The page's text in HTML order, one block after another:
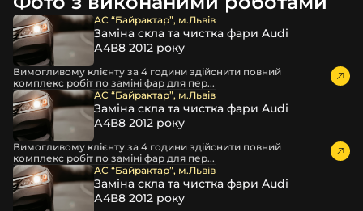
пошкодження товару внаслідок механічних впливів під
час транспортування поштою.
Детальніше про доставку…
Комплектація товару виробника та зовнішній вигляд
товару можуть відрізнятися від фотографій,
представлених на сайті.
Якщо ви шукаєте такі послуги, як заміна скла фари,
розпакування та перепакування фар, відновлення та
ремонт фар, заміна лінз Xenon LED BI-LED, ремонт скла,
корпусу та кріплення фари, налаштування світла,
коригування, діагностика та полірування фари, наші
АС “Байрактар”, м.Львів
Заміна скла та чистка фари Audi
А4В8 2012 року
Вимогливому клієнту за 4 години здійснити повний
комплекс робіт по заміні фар для пер...
АС “Байрактар”, м.Львів
Заміна скла та чистка фари Audi
А4В8 2012 року
Вимогливому клієнту за 4 години здійснити повний
комплекс робіт по заміні фар для пер...
АС “Байрактар”, м.Львів
Заміна скла та чистка фари Audi
А4В8 2012 року